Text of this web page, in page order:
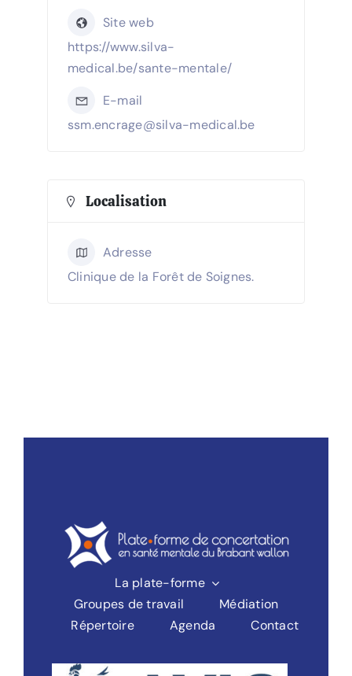
Site web
https://www.silva-
medical.be/sante-mentale/
E-mail
ssm.encrage@silva-medical.be
Localisation
Adresse
Clinique de la Forêt de Soignes.
La plate-forme
Groupes de travail
Médiation
Répertoire
Agenda Contact